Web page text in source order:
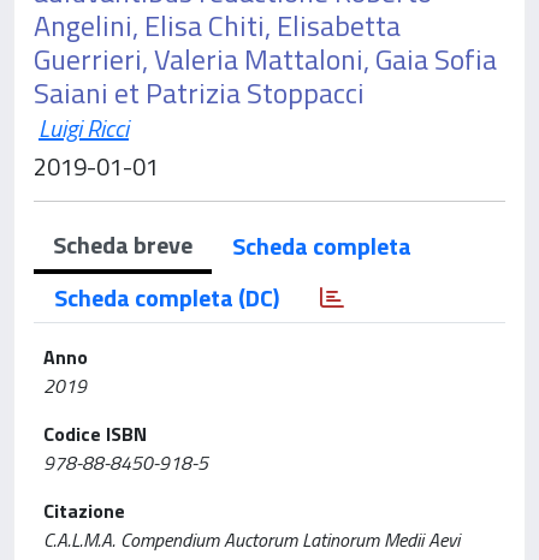
Angelini, Elisa Chiti, Elisabetta
Guerrieri, Valeria Mattaloni, Gaia Sofia
Saiani et Patrizia Stoppacci
Luigi Ricci
2019-01-01
Scheda breve
Scheda completa
Scheda completa (DC)
Anno
2019
Codice ISBN
978-88-8450-918-5
Citazione
C.A.L.M.A. Compendium Auctorum Latinorum Medii Aevi